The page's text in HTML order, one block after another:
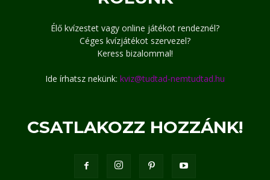
Élő kvízestet vagy online játékot rendeznél?
Céges kvízjátékot szervezel?
Keress bizalommal!
Ide írhatsz nekünk: kviz@tudtad-nemtudtad.hu
CSATLAKOZZ HOZZÁNK!